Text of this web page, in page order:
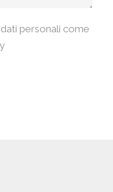
personali come